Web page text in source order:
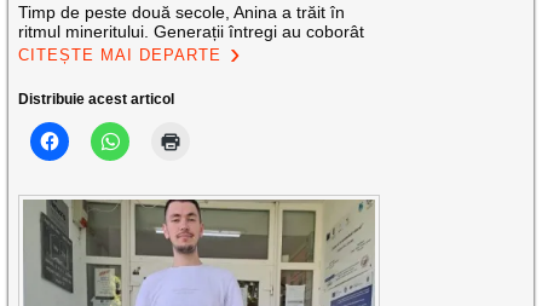
Timp de peste două secole, Anina a trăit în
ritmul mineritului. Generații întregi au coborât
CITEȘTE MAI DEPARTE
Distribuie acest articol